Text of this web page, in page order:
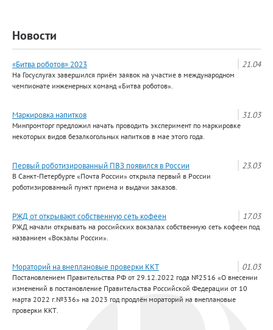
Новости
21.04
«Битва роботов» 2023
На Госуслугах завершился приём заявок на участие в международном
чемпионате инженерных команд «Битва роботов».
31.03
Маркировка напитков
Минпромторг предложил начать проводить эксперимент по маркировке
некоторых видов безалкогольных напитков в мае этого года.
23.03
Первый роботизированный ПВЗ появился в России
В Санкт-Петербурге «Почта России» открыла первый в России
роботизированный пункт приема и выдачи заказов.
17.03
РЖД от открывают собственную сеть кофеен
РЖД начали открывать на российских вокзалах собственную сеть кофеен под
названием «Вокзалы России».
01.03
Мораторий на внеплановые проверки ККТ
Постановлением Правительства РФ от 29.12.2022 года №2516 «О внесении
изменений в постановление Правительства Российской Федерации от 10
марта 2022 г.№336» на 2023 год продлён мораторий на внеплановые
проверки ККТ.